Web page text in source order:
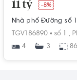
14, Gò Vấp, Hồ Chí
11 tỷ -8%
TGV186890 • số 1 ,
4
3